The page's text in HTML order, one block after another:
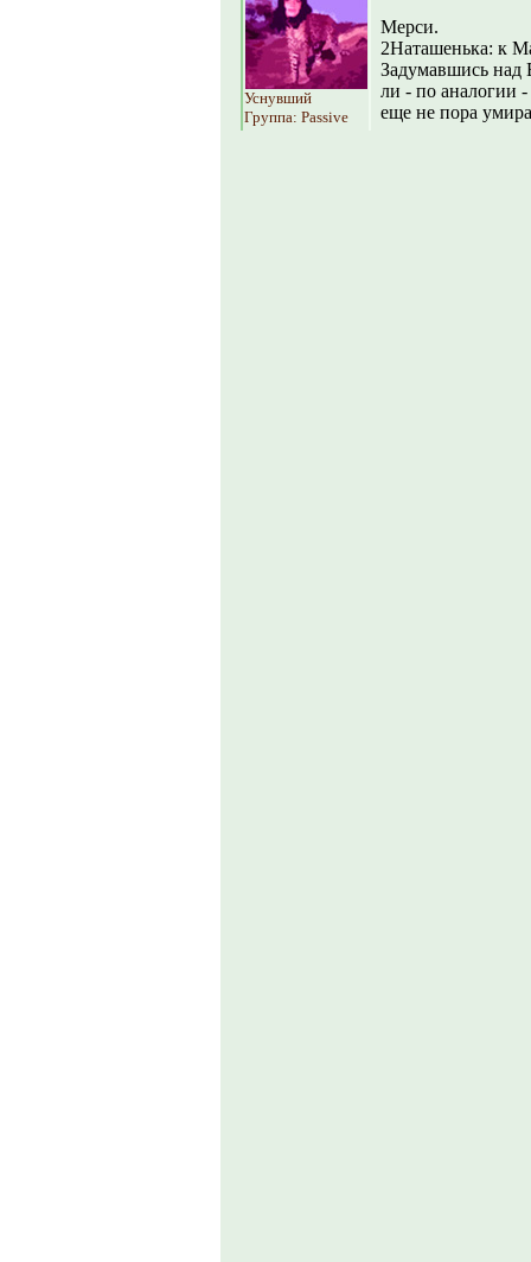
Уснувший
Группа: Passive
Мерси.
2Наташенька: к
Задумавшись
ли - по аналогии
еще не пора